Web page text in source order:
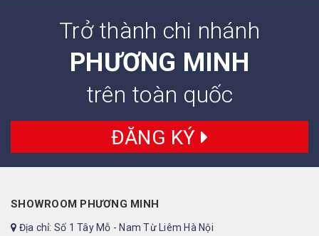
Trở thành chi nhánh
PHƯƠNG MINH
trên toàn quốc
ĐĂNG KÝ
SHOWROOM PHƯƠNG MINH
Địa chỉ: Số 1 Tây Mỗ - Nam Từ Liêm Hà Nội